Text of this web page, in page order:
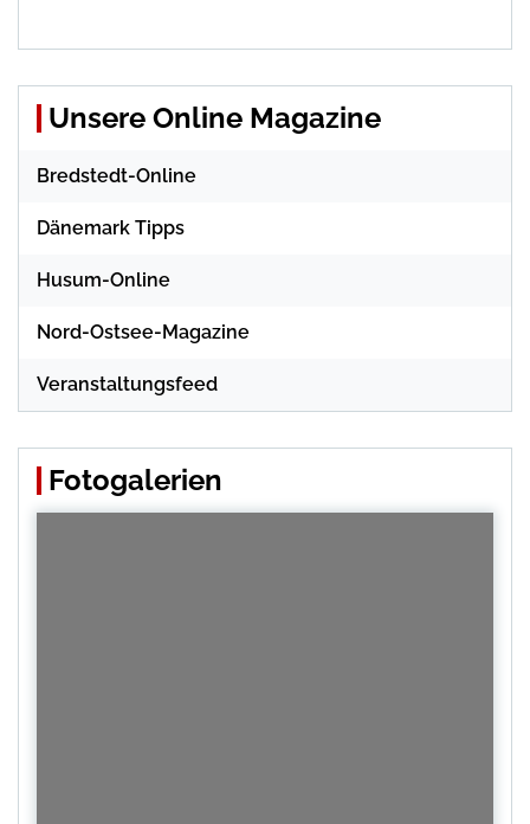
Unsere Online Magazine
Bredstedt-Online
Dänemark Tipps
Husum-Online
Nord-Ostsee-Magazine
Veranstaltungsfeed
Fotogalerien